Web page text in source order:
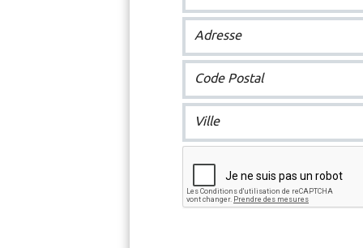
Adresse
Code Postal
Ville